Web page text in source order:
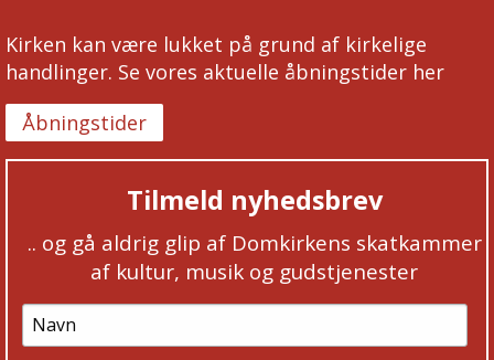
Kirken kan være lukket på grund af kirkelige
handlinger. Se vores aktuelle åbningstider her
Åbningstider
Tilmeld nyhedsbrev
.. og gå aldrig glip af Domkirkens skatkammer
af kultur, musik og gudstjenester